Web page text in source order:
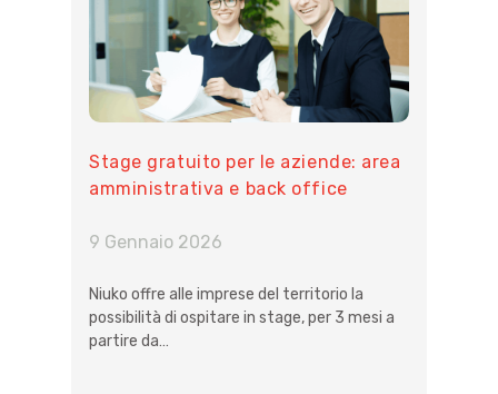
Stage gratuito per le aziende: area
amministrativa e back office
9 Gennaio 2026
Niuko offre alle imprese del territorio la
possibilità di ospitare in stage, per 3 mesi a
partire da…